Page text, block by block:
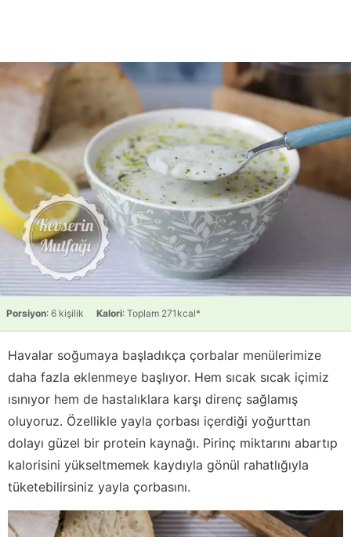
Porsiyon: 6 kişilik Kalori: Toplam 271kcal*
Havalar soğumaya başladıkça çorbalar menülerimize
daha fazla eklenmeye başlıyor. Hem sıcak sıcak içimiz
ısınıyor hem de hastalıklara karşı direnç sağlamış
oluyoruz. Özellikle yayla çorbası içerdiği yoğurttan
dolayı güzel bir protein kaynağı. Pirinç miktarını abartıp
kalorisini yükseltmemek kaydıyla gönül rahatlığıyla
tüketebilirsiniz yayla çorbasını.